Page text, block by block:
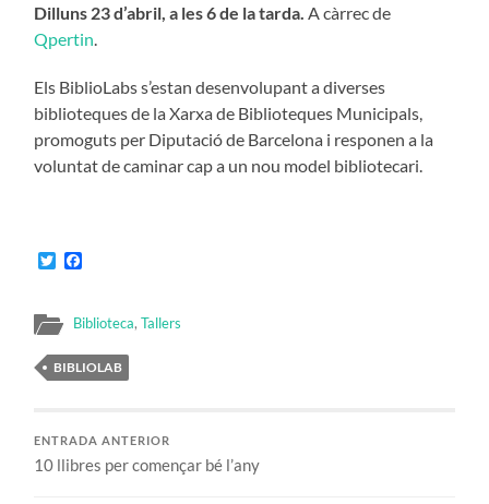
Dilluns 23 d’abril, a les 6 de la tarda. A càrrec de
Qpertin
Els BiblioLabs s’estan desenvolupant a diverses
biblioteques de la Xarxa de Biblioteques Municipals,
promoguts per Diputació de Barcelona i responen a la
voluntat de caminar cap a un nou model bibliotecari.
Twitter
Biblioteca,Tallers
BIBLIOLAB
ENTRADA ANTERIOR
10 llibres per començar bé l’any